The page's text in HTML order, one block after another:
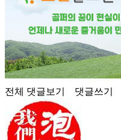
전체 댓글보기 댓글쓰기